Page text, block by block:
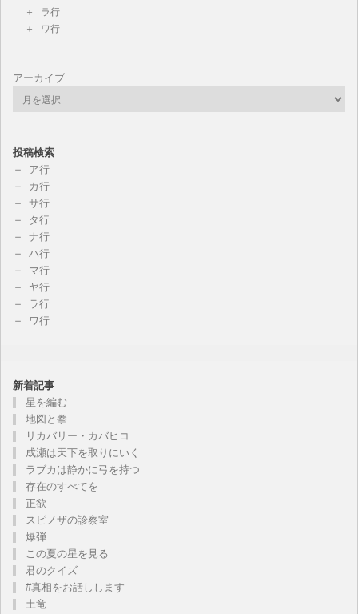
ラ行
ワ行
アーカイブ
投稿検索
ア行
カ行
サ行
タ行
ナ行
ハ行
マ行
ヤ行
ラ行
ワ行
新着記事
星を編む
地図と拳
リカバリー・カバヒコ
成瀬は天下を取りにいく
ラブカは静かに弓を持つ
存在のすべてを
正欲
スピノザの診察室
爆弾
この夏の星を見る
君のクイズ
#真相をお話しします
土竜